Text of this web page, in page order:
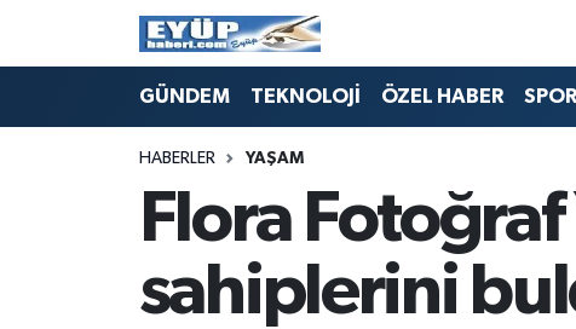
GÜNDEM TEKNOLOJİ ÖZEL HABER SPOR
HABERLER YAŞAM
Flora Fotoğraf
sahiplerini